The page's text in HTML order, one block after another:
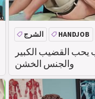
يحب القضيب الكبير
والجنس الخشن
الشرج HANDJOB